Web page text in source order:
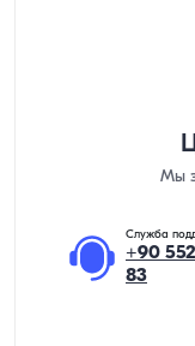
Мы
Служба
+90
83